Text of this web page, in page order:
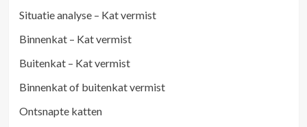
Situatie analyse – Kat vermist
Binnenkat – Kat vermist
Buitenkat – Kat vermist
Binnenkat of buitenkat vermist
Ontsnapte katten